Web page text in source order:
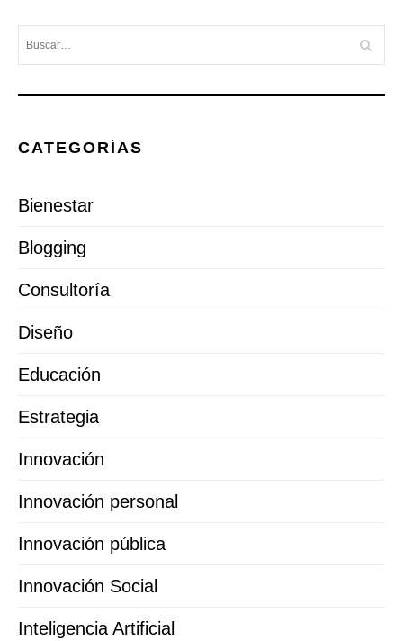
CATEGORÍAS
Bienestar
Blogging
Consultoría
Diseño
Educación
Estrategia
Innovación
Innovación personal
Innovación pública
Innovación Social
Inteligencia Artificial